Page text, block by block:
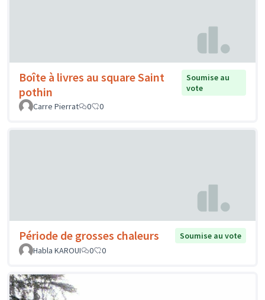
Boîte à livres au square Saint
pothin
Soumise au
vote
Carre Pierrat
0 0
Période de grosses chaleurs
Soumise au vote
Habla KAROUI
0 0